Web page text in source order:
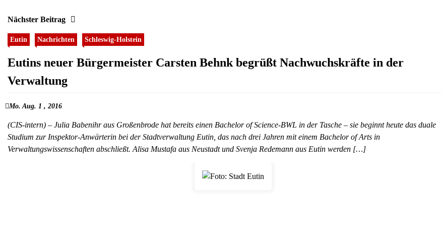
Nächster Beitrag
Eutin Nachrichten Schleswig-Holstein
Eutins neuer Bürgermeister Carsten Behnk begrüßt Nachwuchskräfte in der
Verwaltung
Mo. Aug. 1 , 2016
(CIS-intern) – Julia Babenihr aus Großenbrode hat bereits einen Bachelor of Science-BWL in der Tasche – sie beginnt heute das duale
Studium zur Inspektor-Anwärterin bei der Stadtverwaltung Eutin, das nach drei Jahren mit einem Bachelor of Arts in
Verwaltungswissenschaften abschließt. Alisa Mustafa aus Neustadt und Svenja Redemann aus Eutin werden […]